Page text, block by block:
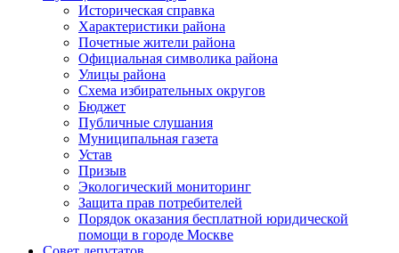
Историческая справка
Характеристики района
Почетные жители района
Официальная символика района
Улицы района
Схема избирательных округов
Бюджет
Публичные слушания
Муниципальная газета
Устав
Призыв
Экологический мониторинг
Защита прав потребителей
Порядок оказания бесплатной юридической
помощи в городе Москве